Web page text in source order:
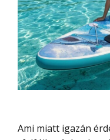
Ami miatt igazán érdekes, hogy ez nem csak egy